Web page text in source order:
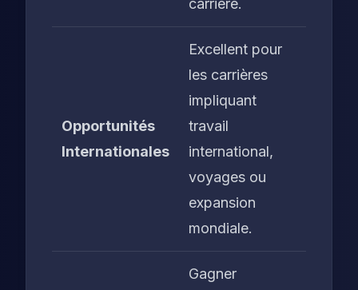
carrière.
Opportunités
Internationales
Excellent pour
les carrières
impliquant
travail
international,
voyages ou
expansion
mondiale.
Gagner